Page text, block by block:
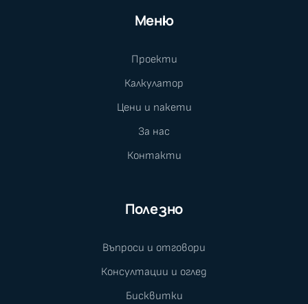
Меню
Проекти
Калкулатор
Цени и пакети
За нас
Контакти
Полезно
Въпроси и отговори
Консултации и оглед
Бисквитки